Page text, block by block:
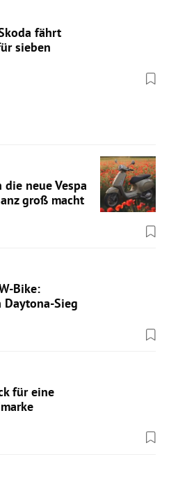
fährt
sieben
neue Vespa
groß macht
Bike:
Daytona-Sieg
für eine